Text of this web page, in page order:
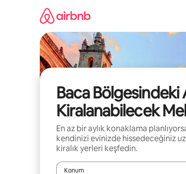
Baca Bölgesindeki
Kiralanabilecek
En az bir aylık konaklama
kendinizi evinizde hissedeceğiniz
kiralık yerleri keşfedin.
Konum